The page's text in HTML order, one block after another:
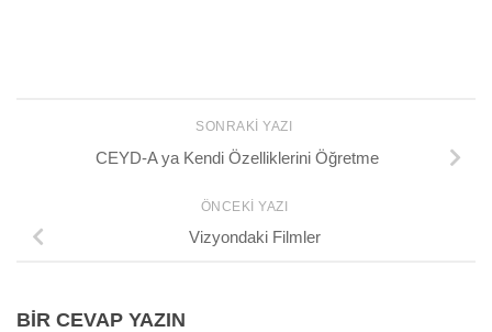
SONRAKI YAZI
CEYD-A ya Kendi Özelliklerini Öğretme
ÖNCEKI YAZI
Vizyondaki Filmler
BIR CEVAP YAZIN